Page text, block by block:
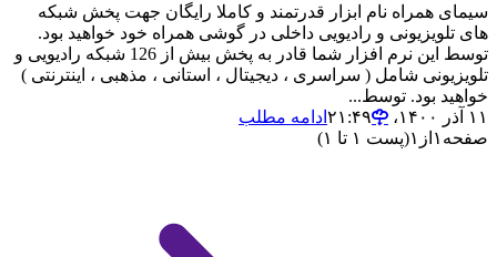
سیمای همراه نام ابزار قدرتمند و کاملا رایگان جهت پخش شبکه
های تلویزیونی و رادیویی داخلی در گوشی همراه خود خواهید بود.
توسط این نرم افزار شما قادر به پخش بیش از 126 شبکه رادیویی و
تلویزیونی شامل ( سراسری ، دیجیتال ، استانی ، مذهبی ، اینترنتی )
خواهید بود. توسط...
۱۱ آذر ۱۴۰۰،‏ ۲۱:۴۹
ادامه مطلب
صفحه ۱ از ۱(پست ۱ تا ۱)